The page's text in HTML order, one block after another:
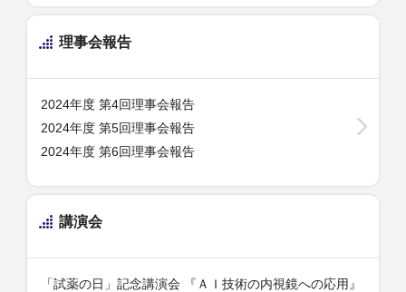
理事会報告
2024年度 第4回理事会報告
2024年度 第5回理事会報告
2024年度 第6回理事会報告
講演会
「試薬の日」記念講演会 『ＡＩ技術の内視鏡への応用』